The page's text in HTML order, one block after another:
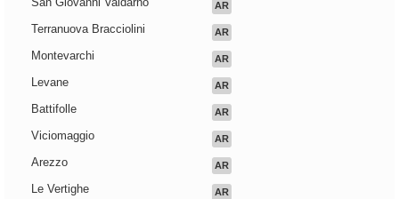
AR
Terranuova Bracciolini AR
Montevarchi AR
Levane AR
Battifolle AR
Viciomaggio AR
Arezzo AR
Le Vertighe AR